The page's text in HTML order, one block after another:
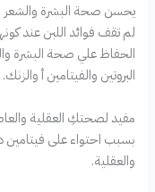
يحسن صحة البشرة والشعر
لم تقف فوائد اللبن عند
الحفاظ علي صحة البشرة
البروتين والفيتامين أ والزنك.
مفيد لصحتكِ العقلية
بسبب احتواء على
والعقلية.